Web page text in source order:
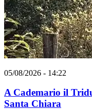
05/08/2026 - 14:22
A Cademario il
Santa Chiara